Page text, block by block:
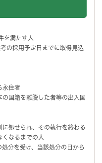
を満たす人
の採用予定日までに取得見込
永住者
国籍を離脱した者等の出入国
処せられ、その執行を終わる
なるまでの人
分を受け、当該処分の日から